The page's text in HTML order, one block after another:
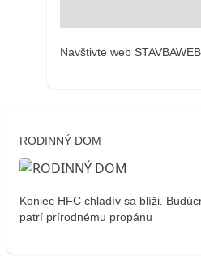
Navštivte web STAVBAWEB
RODINNÝ DOM
Koniec HFC chladív sa blíži.
patrí prírodnému propánu